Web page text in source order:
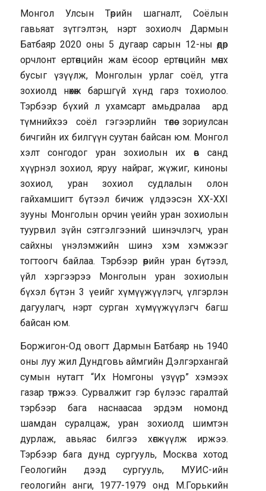
Монгол Улсын Төрийн шагналт, Соёлын
гавьяат зүтгэлтэн, нэрт зохиолч Дармын
Батбаяр 2020 оны 5 дугаар сарын 12-ны өдөр
орчлонт ертөнцийн жам ёсоор ертөнцийн мөнх
бусыг үзүүлж, Монголын урлаг соёл, утга
зохиолд нөхөж баршгүй хүнд гарз тохиолоо.
Тэрбээр бүхий л ухамсарт амьдралаа ард
түмнийхээ соёл гэгээрлийн төлөө зориулсан
бичгийн их билгүүн суутан байсан юм. Монгол
хэлт сонгодог уран зохиолын их өв санд
хүүрнэл зохиол, яруу найраг, жүжиг, киноны
зохиол, уран зохиол судлалын олон
гайхамшигт бүтээл бичиж үлдээсэн ХХ-ХХI
зууны Монголын орчин үеийн уран зохиолын
туурвил зүйн сэтгэлгээний шинэчлэгч, уран
сайхны үнэлэмжийн шинэ хэм хэмжээг
тогтоогч байлаа. Тэрбээр өөрийн уран бүтээл,
үйл хэргээрээ Монголын уран зохиолын
бүхэл бүтэн 3 үеийг хүмүүжүүлэгч, үлгэрлэн
дагуулагч, нэрт сурган хүмүүжүүлэгч багш
байсан юм.
Боржигон-Од овогт Дармын Батбаяр нь 1940
оны луу жил Дундговь аймгийн Дэлгэрхангай
сумын нутагт “Их Номгоны үзүүр” хэмээх
газар төржээ. Сурвалжит гэр бүлээс гаралтай
тэрбээр бага наснаасаа эрдэм номонд
шамдан суралцаж, уран зохиолд шимтэн
дурлаж, авьяас билгээ хөгжүүлж иржээ.
Тэрбээр бага дунд сургууль, Москва хотод
Геологийн дээд сургууль, МУИС-ийн
геологийн анги, 1977-1979 онд М.Горькийн